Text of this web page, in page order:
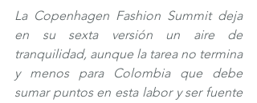
La Copenhagen Fashion Summit deja
en su sexta versión un aire de
tranquilidad, aunque la tarea no termina
y menos para Colombia que debe
sumar puntos en esta labor y ser fuente